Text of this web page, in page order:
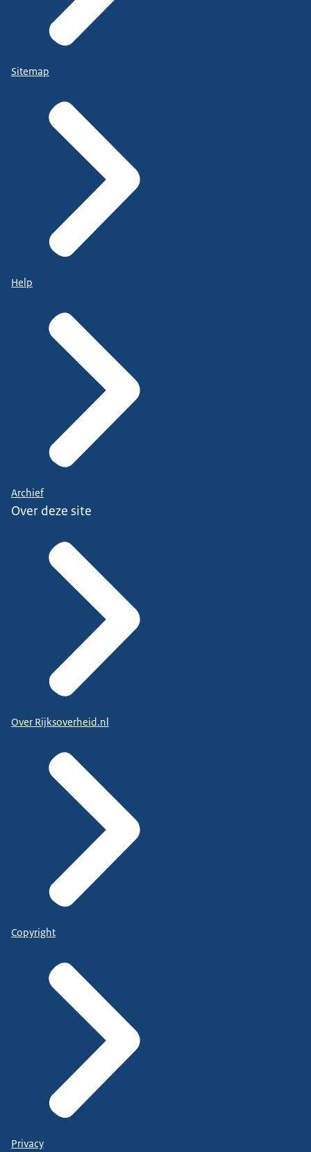
Sitemap
Help
Archief
Over deze site
Over Rijksoverheid.nl
Copyright
Privacy